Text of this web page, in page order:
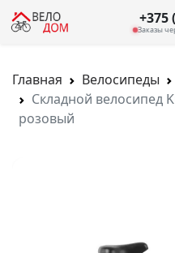
+375
Заказы
Главная Велосипеды
Складной велосипед
розовый